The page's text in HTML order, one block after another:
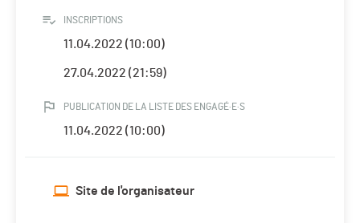
INSCRIPTIONS
11.04.2022 (10:00)
27.04.2022 (21:59)
PUBLICATION DE LA LISTE DES ENGAGÉ·E·S
11.04.2022 (10:00)
Site de l'organisateur